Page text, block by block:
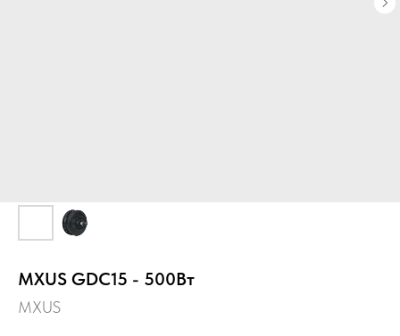
MXUS GDC15 - 500Вт
MXUS